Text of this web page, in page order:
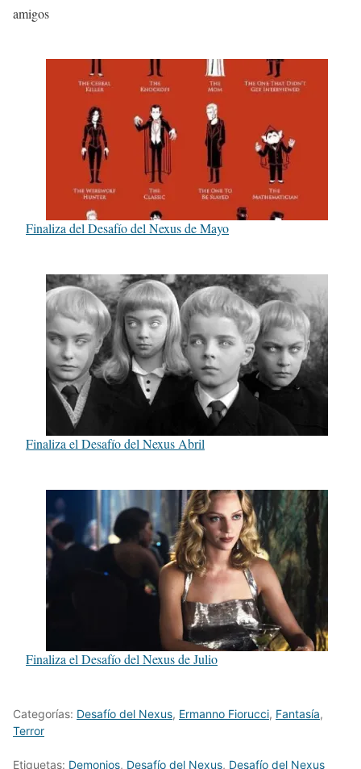
amigos
Finaliza del Desafío del Nexus de Mayo
Finaliza el Desafío del Nexus Abril
Finaliza el Desafío del Nexus de Julio
Categorías: Desafío del Nexus, Ermanno Fiorucci, Fantasía,
Terror
Etiquetas: Demonios, Desafío del Nexus, Desafío del Nexus